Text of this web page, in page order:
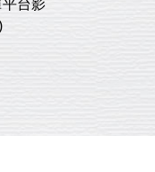
台影